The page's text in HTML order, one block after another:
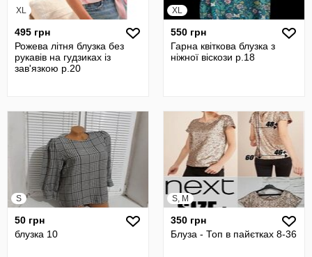
XL
495 грн
Рожева літня блузка без
рукавів на гудзиках із
зав'язкою р.20
XL
550 грн
Гарна квіткова блузка з
ніжної віскози р.18
S
50 грн
блузка 10
S, M
350 грн
Блуза - Топ в пайєтках 8-36